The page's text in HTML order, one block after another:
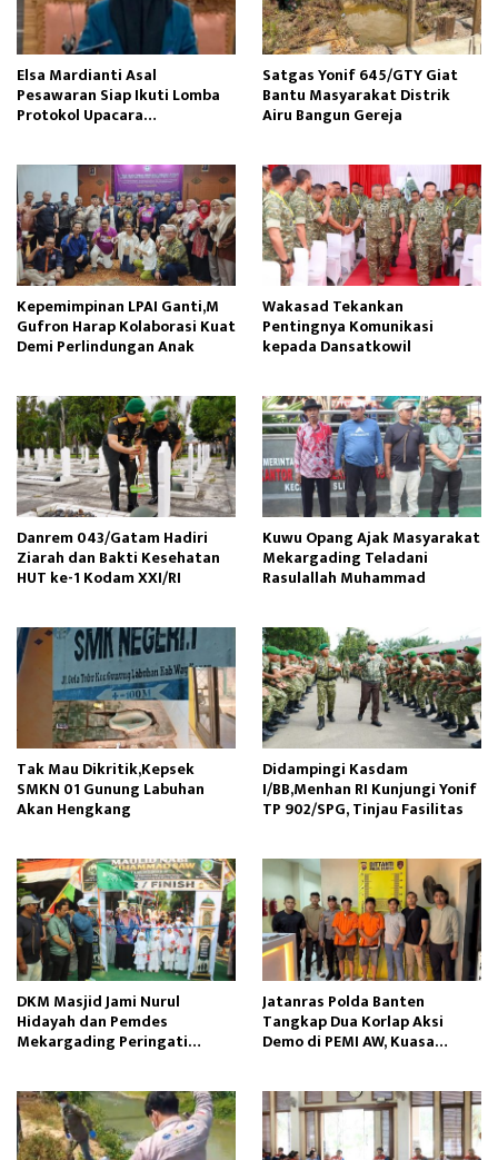
Elsa Mardianti Asal
Pesawaran Siap Ikuti Lomba
Protokol Upacara
Satgas Yonif 645/GTY Giat
Bantu Masyarakat Distrik
Airu Bangun Gereja ‎
Kepemimpinan LPAI Ganti,M
Gufron Harap Kolaborasi Kuat
Demi Perlindungan Anak
Wakasad Tekankan
Pentingnya Komunikasi
kepada Dansatkowil
Danrem 043/Gatam Hadiri
Ziarah dan Bakti Kesehatan
HUT ke-1 Kodam XXI/RI
Kuwu Opang Ajak Masyarakat
Mekargading Teladani
Rasulallah Muhammad
Tak Mau Dikritik,Kepsek
SMKN 01 Gunung Labuhan
Akan Hengkang
Didampingi Kasdam
I/BB,Menhan RI Kunjungi Yonif
TP 902/SPG, Tinjau Fasilitas
DKM Masjid Jami Nurul
Hidayah dan Pemdes
Mekargading Peringati
Jatanras Polda Banten
Tangkap Dua Korlap Aksi
Demo di PEMI AW, Kuasa